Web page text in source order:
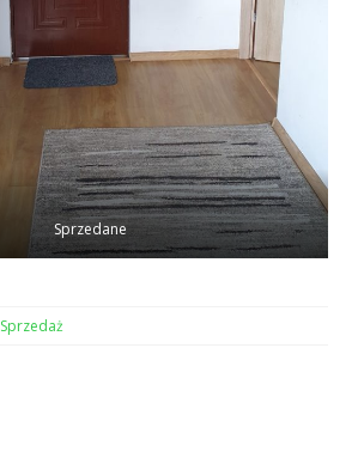
Sprzedane
Sprzedaż